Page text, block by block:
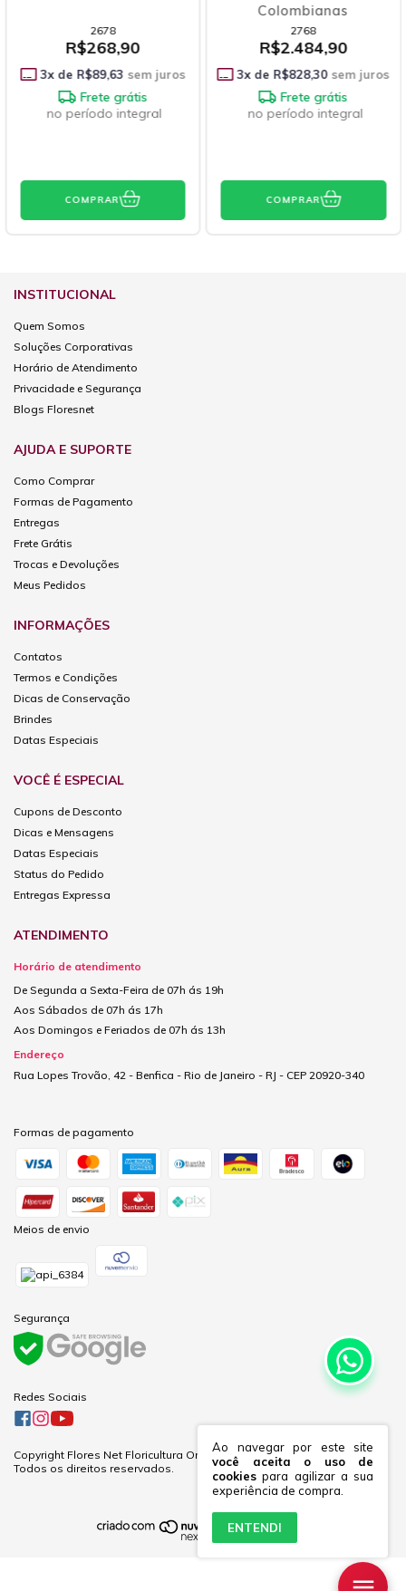
Ao navegar por este site
você aceita o uso de
cookies para agilizar a sua
experiência de compra.
ENTENDI
2678
R$268,90
3x de R$89,63 sem juros
Frete grátis
no período integral
COMPRAR
Colombianas
2768
R$2.484,90
3x de R$828,30sem juros
Frete grátis
no período integral
COMPRAR
INSTITUCIONAL
Quem Somos
Soluções Corporativas
Horário de Atendimento
Privacidade e Segurança
Blogs Floresnet
AJUDA E SUPORTE
Como Comprar
Formas de Pagamento
Entregas
Frete Grátis
Trocas e Devoluções
Meus Pedidos
INFORMAÇÕES
Contatos
Termos e Condições
Dicas de Conservação
Brindes
Datas Especiais
VOCÊ É ESPECIAL
Cupons de Desconto
Dicas e Mensagens
Datas Especiais
Status do Pedido
Entregas Expressa
ATENDIMENTO
Horário de atendimento
De Segunda a Sexta-Feira de 07h ás 19h
Aos Sábados de 07h ás 17h
Aos Domingos e Feriados de 07h ás 13h
Endereço
Rua Lopes Trovão, 42 - Benfica - Rio de Janeiro - RJ - CEP 20920-340
Formas de pagamento
Meios de envio
Segurança
Redes Sociais
Copyright Flores Net Floricultura Online Ltda - 60281691000170 - 2026.
Todos os direitos reservados.